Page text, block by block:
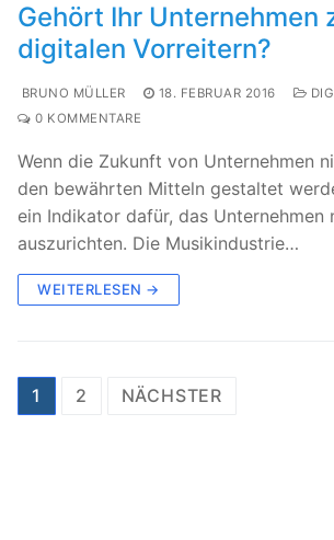
Gehört Ihr Unternehmen
digitalen Vorreitern?
BRUNO MÜLLER 18. FEBRUAR 2016
0 KOMMENTARE
Wenn die Zukunft von Unternehmen
den bewährten Mitteln gestaltet
ein Indikator dafür, das Unternehmen
auszurichten. Die Musikindustrie…
WEITERLESEN →
Seitennummerierung
1 2 NÄCHSTER